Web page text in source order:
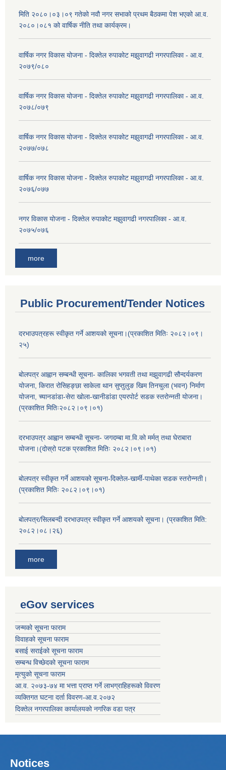
मिति २०८०।०३।०९ गतेको नवौ नगर सभाको प्रथम बैठकमा पेश भएको आ.व.
२०८०।०८१ को वार्षिक नीति तथा कार्यक्रम।
वार्षिक नगर विकास योजना - दिक्तेल रुपाकोट मझुवागढी नगरपालिका - आ.व.
२०७९/०८०
वार्षिक नगर विकास योजना - दिक्तेल रुपाकोट मझुवागढी नगरपालिका - आ.व.
२०७८/०७९
वार्षिक नगर विकास योजना - दिक्तेल रुपाकोट मझुवागढी नगरपालिका - आ.व.
२०७७/०७८
वार्षिक नगर विकास योजना - दिक्तेल रुपाकोट मझुवागढी नगरपालिका - आ.व.
२०७६/०७७
नगर विकास योजना - दिक्तेल रुपाकोट मझुवागढी नगरपालिका - आ.व.
२०७५/०७६
more
Public Procurement/Tender Notices
दरभाउपत्रहरू स्वीकृत गर्ने आशयको सूचना।(प्रकाशित मितिः २०८२।०९।
२५)
बोलपत्र आह्वान सम्बन्धी सूचना- कालिका भगवती तथा मझुवागढी सौन्दर्यकरण
योजना, किरात रोसिहङ्छा साकेला थान सुप्तुलुङ खिम तिनचुला (भवन) निर्माण
योजना, च्यानडांडा-सेरा खोला-खानीडांडा एयरपोर्ट सडक स्तरोन्नती योजना।
(प्रकाशित मितिः२०८२।०९।०१)
दरभाउपत्र आह्वान सम्बन्धी सूचना- जगदम्बा मा.वि.को मर्मत् तथा घेराबारा
योजना।(दोस्रो पटक प्रकाशित मितिः २०८२।०९।०१)
बोलपत्र स्वीकृत गर्ने आशयको सूचना-दिक्तेल-खार्मी-पाथेका सडक स्तरोन्नती।
(प्रकाशित मितिः २०८२।०९।०१)
बोलपत्र/सिलबन्दी दरभाउपत्र स्वीकृत गर्ने आशयको सूचना। (प्रकाशित मिति:
२०८२।०८।२६)
more
eGov services
जन्मको सूचना फाराम
विवाहको सूचना फाराम
बसाई सराईको सूचना फाराम
सम्बन्ध विच्छेदको सूचना फाराम
मृत्युको सूचना फाराम
आ.व. २०७३-७४ मा भत्ता प्राप्त गर्ने लाभग्राहिहरूको विवरण
व्यक्तिगत घटना दर्ता विवरण-आ.व.२०७२
दिक्तेल नगरपालिका कार्यालयको नगरिक वडा पत्र
Notices